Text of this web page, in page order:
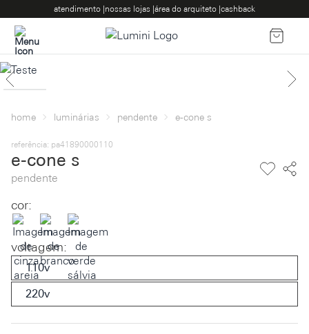
atendimento |nossas lojas |área do arquiteto |cashback
home luminárias pendente e-cone s
referência: pa41890000110
e-cone sㅤ
pendente
cor:
voltagem:
110v
220v